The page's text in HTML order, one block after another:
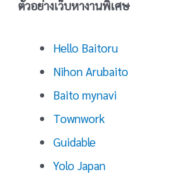
ตัวอย่างเว็บหางานพิเศษ
Hello Baitoru
Nihon Arubaito
Baito mynavi
Townwork
Guidable
Yolo Japan